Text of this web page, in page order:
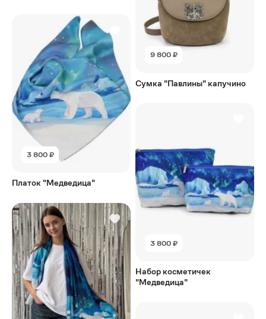
3 800 ₽
Платок "Медведица"
9 800 ₽
Сумка "Павлины" капучино
3 800 ₽
Набор косметичек
"Медведица"